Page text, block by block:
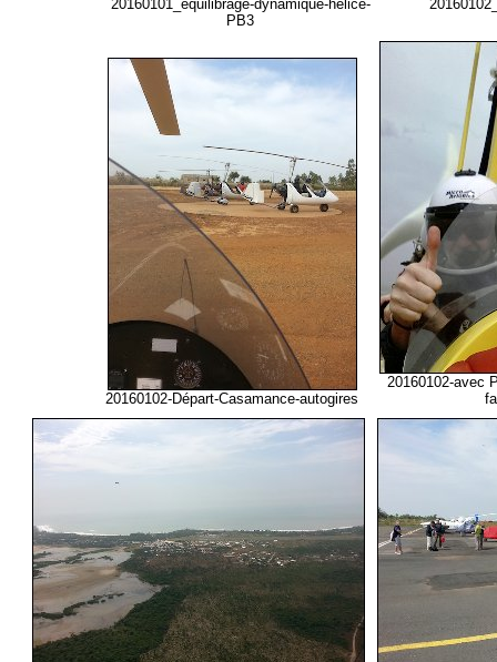
20160101_équilibrage-dynamique-helice-
PB3
20160102-Départ-Casamance-autogires
20160102-avec